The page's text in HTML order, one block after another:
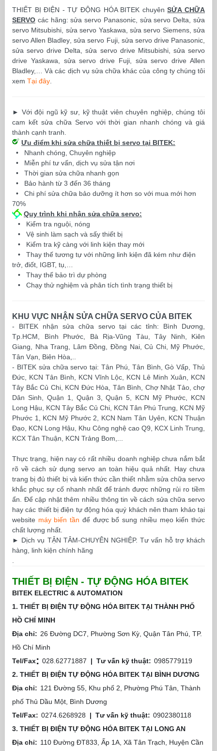
THIẾT BỊ ĐIỆN - TỰ ĐỘNG HÓA BITEK chuyênSỬA CHỮA
SERVO các hãng: sửa servo Panasonic, sửa servo Delta, sửa
servo Mitsubishi, sửa servo Yaskawa, sửa servo Siemens, sửa
servo Allen Bladley sửa servo Fuji, sửa servo drive Panasonic,
sửa servo drive Delta, sửa servo drive Mitsubishi, sửa servo
drive Yaskawa, sửa servo drive Fuji, sửa servo drive Allen
Bladley,… Và các dịch vụ sửa chữa khác của công ty chúng tôi
xem Tại đây
► Với đội ngũ kỹ sư, kỹ thuật viên chuyên nghiệp, chúng tôi
cam kết sửa chữa Servo với thời gian nhanh chóng và giá
thành cạnh tranh.
Ưu điểm khi sửa chữa thiết bị servo tại BITEK:
• Nhanh chóng, Chuyên nghiệp
• Miễn phí tư vấn, dịch vụ sửa tận nơi
• Thời gian sửa chữa nhanh gọn
• Bảo hành từ 3 đến 36 tháng
• Chi phí sửa chữa bảo dưỡng ít hơn so với mua mới hơn
70%
Quy trình khi nhận sửa chữa servo:
• Kiểm tra nguội, nóng
• Vệ sinh làm sạch và sấy thiết bị
• Kiểm tra kỹ càng với linh kiện thay mới
• Thay thế tương tự với những linh kiện đã kém như điện
trở, điốt, IGBT, tụ,…
• Thay thế bảo trì dự phòng
• Chạy thử nghiệm và phân tích tình trạng thiết bị
KHU VỰC NHẬN SỬA CHỮA SERVO CỦA BITEK
- BITEK nhận sửa chữa servo tại các tỉnh: Bình Dương,
Tp.HCM, Bình Phước, Bà Rịa-Vũng Tàu, Tây Ninh, Kiên
Giang, Nha Trang, Lâm Đồng, Đồng Nai, Củ Chi, Mỹ Phước,
Tân Vạn, Biên Hòa,..
- BITEK sửa chữa servo tại: Tân Phú, Tân Bình, Gò Vấp, Thủ
Đức, KCN Tân Bình, KCN Vĩnh Lộc, KCN Lê Minh Xuân, KCN
Tây Bắc Củ Chi, KCN Đức Hòa, Tân Bình, Chợ Nhật Tảo, chợ
Dân Sinh, Quận 1, Quận 3, Quận 5, KCN Mỹ Phước, KCN
Long Hậu, KCN Tây Bắc Củ Chi, KCN Tân Phú Trung, KCN Mỹ
Phước 1, KCN Mỹ Phước 2, KCN Nam Tân Uyên, KCN Thuận
Đạo, KCN Long Hậu, Khu Công nghệ cao Q9, KCX Linh Trung,
KCX Tân Thuận, KCN Trảng Bom,...
Thực trạng, hiện nay có rất nhiều doanh nghiệp chưa nắm bắt
rõ về cách sử dụng servo an toàn hiệu quả nhất. Hay chưa
trang bị đủ thiết bị và kiến thức cần thiết nhằm sửa chữa servo
khắc phục sự cố nhanh nhất để tránh được những rủi ro tiềm
ẩn. Để cập nhật thêm nhiều thông tin về cách sửa chữa servo
hay các thiết bị điện tự động hóa quý khách nên tham khảo tại
website máy biến tần để được bổ sung nhiều mẹo kiến thức
chất lượng nhất.
► Dịch vụ TẬN TÂM-CHUYÊN NGHIỆP. Tư vấn hỗ trợ khách
hàng, linh kiện chính hãng
THIẾT BỊ ĐIỆN - TỰ ĐỘNG HÓA BITEK
BITEK ELECTRIC & AUTOMATION
1. THIẾT BỊ ĐIỆN TỰ ĐỘNG HÓA BITEK TẠI THÀNH PHỐ
HỒ CHÍ MINH
Địa chỉ: 26 Đường DC7, Phường Sơn Kỳ, Quận Tân Phú, TP.
Hồ Chí Minh
Tel/Fax: 028.62771887 | Tư vấn kỹ thuật: 0985779119
2. THIẾT BỊ ĐIỆN TỰ ĐỘNG HÓA BITEK TẠI BÌNH DƯƠNG
Địa chỉ: 121 Đường 55, Khu phố 2, Phường Phú Tân, Thành
phố Thủ Dầu Một, Bình Dương
Tel/Fax: 0274.6268928 | Tư vấn kỹ thuật: 0902380118
3. THIẾT BỊ ĐIỆN TỰ ĐỘNG HÓA BITEK TẠI LONG AN
Địa chỉ: 110 Đường ĐT833, Ấp 1A, Xã Tân Trạch, Huyện Cần